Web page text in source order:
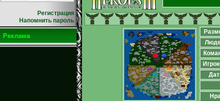
Регистрация
Напомнить пароль
Реклама